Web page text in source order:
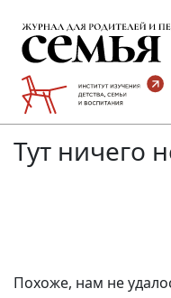
содержимому
Тут ничего
Похоже, нам не